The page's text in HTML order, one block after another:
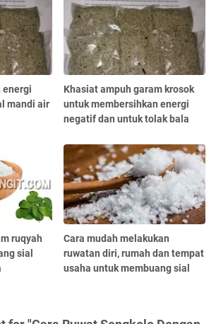
energi
mandi air
Khasiat ampuh garam krosok
untuk membersihkan energi
negatif dan untuk tolak bala
ruqyah
sial
Cara mudah melakukan
ruwatan diri, rumah dan tempat
usaha untuk membuang sial